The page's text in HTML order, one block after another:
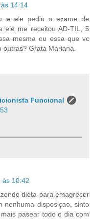
14:14
e ele pediu o exame de
ele me receitou AD-TIL, 5
mesma ou essa que vc
Grata Mariana.
Funcional
às 10:42
dieta para emagrecer
nenhuma disposiçao, sinto
pasear todo o dia com